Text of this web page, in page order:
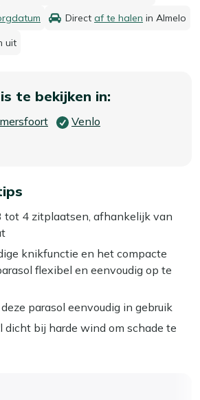
Direct af te halen in Almelo
uit
te bekijken in:
Venlo
tot 4 zitplaatsen, afhankelijk van
knikfunctie en het compacte
flexibel en eenvoudig op te
parasol eenvoudig in gebruik
dicht bij harde wind om schade te